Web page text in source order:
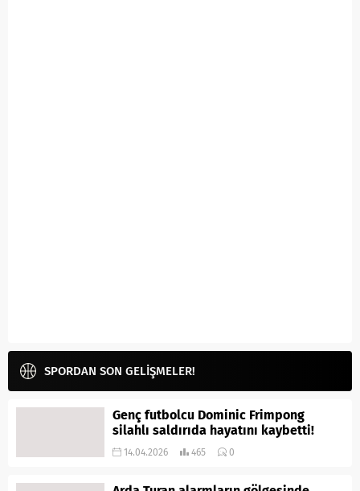
SPORDAN SON GELİŞMELER!
Genç futbolcu Dominic Frimpong
silahlı saldırıda hayatını kaybetti!
14.04.2026 465 0